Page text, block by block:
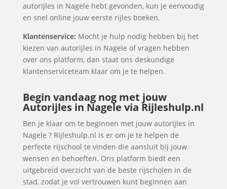
autorijles in Nagele hebt gevonden, kun je eenvoudig
en snel online jouw eerste rijles boeken.
Klantenservice: Mocht je hulp nodig hebben bij het
kiezen van autorijles in Nagele of vragen hebben
over ons platform, dan staat ons deskundige
klantenserviceteam klaar om je te helpen.
Begin vandaag nog met jouw
Autorijles in Nagele via Rijleshulp.nl
Ben je klaar om te beginnen met jouw autorijles in
Nagele ? Rijleshulp.nl is er om je te helpen de
perfecte rijschool te vinden die aansluit bij jouw
wensen en behoeften. Ons platform biedt een
uitgebreid overzicht van de beste rijscholen in de
stad, zodat je vol vertrouwen kunt beginnen aan